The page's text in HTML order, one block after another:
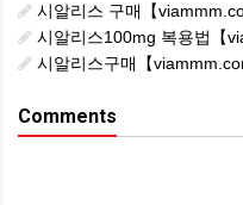
시알리스 구매【viammm.com
시알리스100mg 복용법【
시알리스구매【
Comments